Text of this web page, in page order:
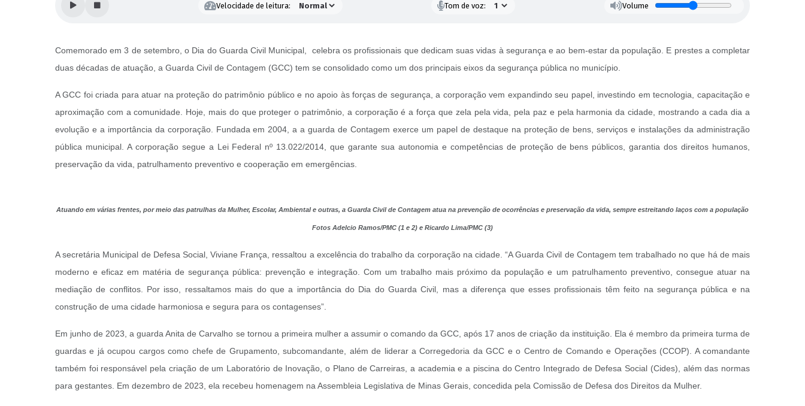
Velocidade de leitura: Tom de voz: Volume
Comemorado em 3 de setembro, o Dia do Guarda Civil Municipal, celebra os profissionais que dedicam suas vidas à segurança e ao bem-estar da população. E prestes a completar
duas décadas de atuação, a Guarda Civil de Contagem (GCC) tem se consolidado como um dos principais eixos da segurança pública no município.
A GCC foi criada para atuar na proteção do patrimônio público e no apoio às forças de segurança, a corporação vem expandindo seu papel, investindo em tecnologia, capacitação e
aproximação com a comunidade. Hoje, mais do que proteger o patrimônio, a corporação é a força que zela pela vida, pela paz e pela harmonia da cidade, mostrando a cada dia a
evolução e a importância da corporação. Fundada em 2004, a a guarda de Contagem exerce um papel de destaque na proteção de bens, serviços e instalações da administração
pública municipal. A corporação segue a Lei Federal nº 13.022/2014, que garante sua autonomia e competências de proteção de bens públicos, garantia dos direitos humanos,
preservação da vida, patrulhamento preventivo e cooperação em emergências.
Atuando em várias frentes, por meio das patrulhas da Mulher, Escolar, Ambiental e outras, a Guarda Civil de Contagem atua na prevenção de ocorrências e preservação da vida, sempre estreitando laços com a população
Fotos Adelcio Ramos/PMC (1 e 2) e Ricardo Lima/PMC (3)
A secretária Municipal de Defesa Social, Viviane França, ressaltou a excelência do trabalho da corporação na cidade. “A Guarda Civil de Contagem tem trabalhado no que há de mais
moderno e eficaz em matéria de segurança pública: prevenção e integração. Com um trabalho mais próximo da população e um patrulhamento preventivo, consegue atuar na
mediação de conflitos. Por isso, ressaltamos mais do que a importância do Dia do Guarda Civil, mas a diferença que esses profissionais têm feito na segurança pública e na
construção de uma cidade harmoniosa e segura para os contagenses”.
Em junho de 2023, a guarda Anita de Carvalho se tornou a primeira mulher a assumir o comando da GCC, após 17 anos de criação da instituição. Ela é membro da primeira turma de
guardas e já ocupou cargos como chefe de Grupamento, subcomandante, além de liderar a Corregedoria da GCC e o Centro de Comando e Operações (CCOP). A comandante
também foi responsável pela criação de um Laboratório de Inovação, o Plano de Carreiras, a academia e a piscina do Centro Integrado de Defesa Social (Cides), além das normas
para gestantes. Em dezembro de 2023, ela recebeu homenagem na Assembleia Legislativa de Minas Gerais, concedida pela Comissão de Defesa dos Direitos da Mulher.